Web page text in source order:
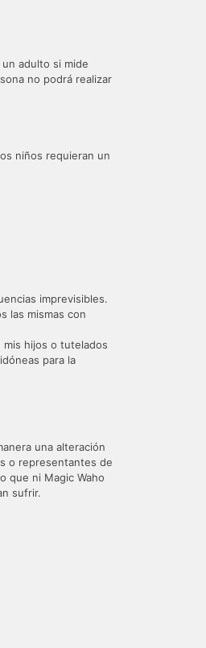
adulto si mide
no podrá realizar
niños requieran un
imprevisibles.
las mismas con
hijos o tutelados
para la
una alteración
o representantes de
que ni Magic Waho
sufrir.